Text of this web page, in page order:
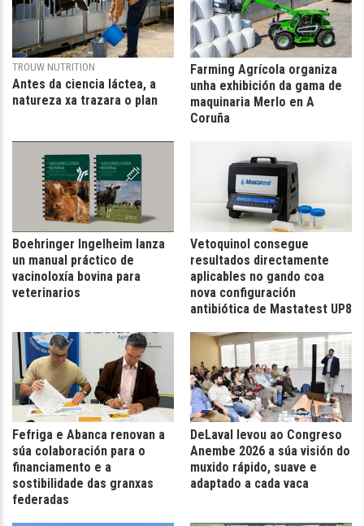
TROUW NUTRITION
Antes da ciencia láctea, a
natureza xa trazara o plan
Farming Agrícola organiza
unha exhibición da gama de
maquinaria Merlo en A
Coruña
Boehringer Ingelheim lanza
un manual práctico de
vacinoloxía bovina para
veterinarios
Vetoquinol consegue
resultados directamente
aplicables no gando coa
nova configuración
antibiótica de Mastatest UP8
Fefriga e Abanca renovan a
súa colaboración para o
financiamento e a
sostibilidade das granxas
federadas
DeLaval levou ao Congreso
Anembe 2026 a súa visión do
muxido rápido, suave e
adaptado a cada vaca